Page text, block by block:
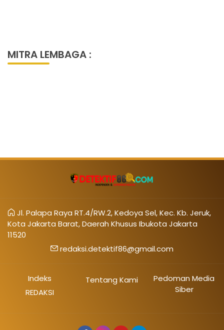
MITRA LEMBAGA :
Jl. Palapa Raya RT.4/RW.2, Kedoya Sel, Kec. Kb. Jeruk,
Kota Jakarta Barat, Daerah Khusus Ibukota Jakarta
11520
redaksi.detektif86@gmail.com
Indeks
REDAKSI
Tentang Kami
Pedoman Media
Siber